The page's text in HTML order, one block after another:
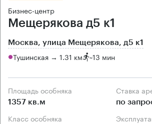
Бизнес-центр
Мещерякова д5 к1
Москва, улица Мещерякова, д5 к1
Тушинская → 1.31 км ~13 мин
Площадь особняка
1357 кв.м
Ставка
по
Класс особняка